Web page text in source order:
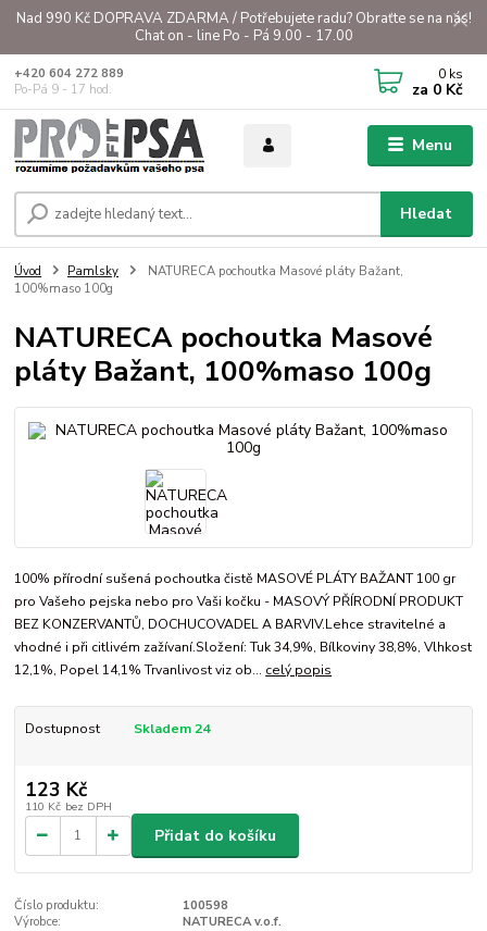
Nad 990 Kč DOPRAVA ZDARMA / Potřebujete radu? Obraťte se na nás!
Chat on - line Po - Pá 9.00 - 17.00
Menu
Hledat
+420 604 272 889
Po-Pá 9 - 17 hod.
0 ks
za 0 Kč
Úvod Pamlsky
NATURECA pochoutka Masové pláty Bažant,
100%maso 100g
NATURECA pochoutka Masové
pláty Bažant, 100%maso 100g
100% přírodní sušená pochoutka čistě MASOVÉ PLÁTY BAŽANT 100 gr
pro Vašeho pejska nebo pro Vaši kočku - MASOVÝ PŘÍRODNÍ PRODUKT
BEZ KONZERVANTŮ, DOCHUCOVADEL A BARVIV.Lehce stravitelné a
vhodné i při citlivém zažívaní.Složení: Tuk 34,9%, Bílkoviny 38,8%, Vlhkost
12,1%, Popel 14,1% Trvanlivost viz ob... celý popis
Dostupnost Skladem 24
123 Kč
110 Kč bez DPH
Přidat do košíku
Číslo produktu:
100598
Výrobce:
NATURECA v.o.f.